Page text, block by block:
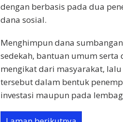
dengan berbasis pada dua
dana sosial.
Menghimpun dana
sedekah, bantuan umum
mengikat dari masyarakat,
tersebut dalam bentuk
investasi maupun pada